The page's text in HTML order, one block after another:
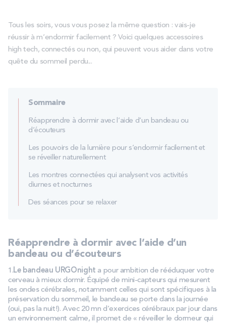
Technologie bultex
Storelocator
ContactMon compte
Tous les soirs, vous vous posez la même question : vais-je
réussir à m’endormir facilement ? Voici quelques accessoires
high tech, connectés ou non, qui peuvent vous aider dans votre
quête du sommeil perdu...
Sommaire
Réapprendre à dormir avec l’aide d’un bandeau ou
d’écouteurs
Les pouvoirs de la lumière pour s’endormir facilement et
se réveiller naturellement
Les montres connectées qui analysent vos activités
diurnes et nocturnes
Des séances pour se relaxer
Réapprendre à dormir avec l’aide d’un
bandeau ou d’écouteurs
1. Le bandeau URGOnight a pour ambition de rééduquer votre
cerveau à mieux dormir. Équipé de mini-capteurs qui mesurent
les ondes cérébrales, notamment celles qui sont spécifiques à la
préservation du sommeil, le bandeau se porte dans la journée
(oui, pas la nuit!). Avec 20 mn d’exercices cérébraux par jour dans
un environnement calme, il promet de « réveiller le dormeur qui